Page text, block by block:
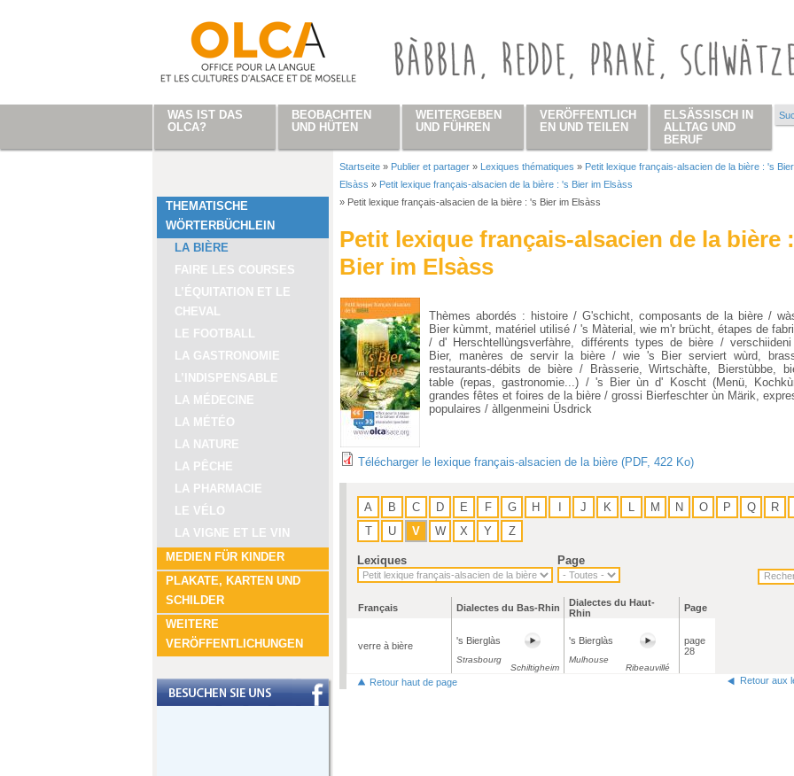
THEMATISCHE
WÖRTERBÜCHLEIN
LA BIÈRE
FAIRE LES COURSES
L’ÉQUITATION ET LE
CHEVAL
LE FOOTBALL
LA GASTRONOMIE
L’INDISPENSABLE
LA MÉDECINE
LA MÉTÉO
LA NATURE
LA PÊCHE
LA PHARMACIE
LE VÉLO
LA VIGNE ET LE VIN
MEDIEN FÜR KINDER
PLAKATE, KARTEN UND
SCHILDER
WEITERE
VERÖFFENTLICHUNGEN
Sie sind hier
Startseite » Publier et partager » Lexiques thématiques » Petit lexique français-alsacien de la bière : 's
Elsàss » Petit lexique français-alsacien de la bière : 's Bier im Elsàss
» Petit lexique français-alsacien de la bière : 's Bier im Elsàss
Petit lexique français-alsacien de la bière
Bier im Elsàss
Thèmes abordés : histoire / G'schicht, composants de la bière /
Bier kùmmt, matériel utilisé / 's Màterial, wie m'r brücht, étapes de
/ d' Herschtellùngsverfàhre, différents types de bière /
Bier, manères de servir la bière / wie 's Bier serviert wùrd,
restaurants-débits de bière / Bràsserie, Wirtschàfte, Bierstùbbe,
table (repas, gastronomie...) / 's Bier ùn d' Koscht (Menü,
grandes fêtes et foires de la bière / grossi Bierfeschter ùn Märik,
populaires / àllgenmeini Üsdrick
Télécharger le lexique français-alsacien de la bière (PDF, 422 Ko)
A B C D E F G H J K M N O P Q R
T
U V W X Y Z
Lexiques Page
Français Dialectes du Bas-Rhin
Dialectes du Haut-
Rhin
Page
verre à bière 's Bierglàs
Strasbourg
Schiltigheim
's Bierglàs
Mulhouse
Ribeauvillé
page
28
Retour haut de page Retour aux
WAS IST DAS
OLCA?
BEOBACHTEN
UND HÜTEN
WEITERGEBEN
UND FÜHREN
VERÖFFENTLICH
EN UND TEILEN
ELSÄSSISCH IN
ALLTAG UND
BERUF